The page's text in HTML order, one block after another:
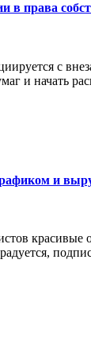
в права
с
и начать
и